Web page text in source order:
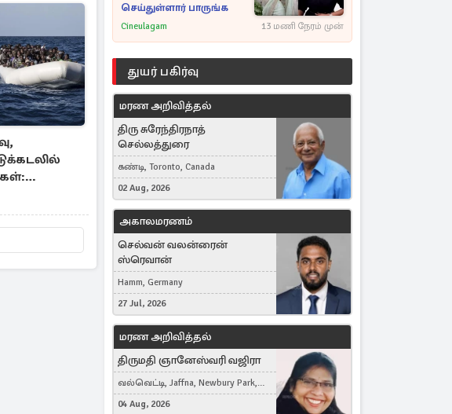
செய்துள்ளார் பாருங்க
Cineulagam 13 மணி நேரம் முன்
துயர் பகிர்வு
மரண அறிவித்தல்
திரு சுரேந்திரநாத்
செல்லத்துரை
கண்டி, Toronto, Canada
02 Aug, 2026
அகாலமரணம்
செல்வன் வலன்ரைன்
ஸ்ரெவான்
Hamm, Germany
27 Jul, 2026
மரண அறிவித்தல்
திருமதி ஞானேஸ்வரி வஜிரா
வல்வெட்டி, Jaffna, Newbury Park,
United Kingdom
04 Aug, 2026